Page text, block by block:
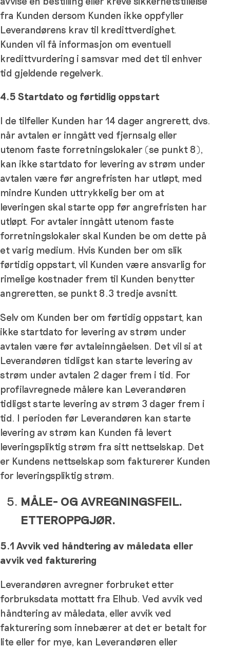
fra Kunden dersom Kunden ikke oppfyller
Leverandørens krav til kredittverdighet.
Kunden vil få informasjon om eventuell
kredittvurdering i samsvar med det til enhver
tid gjeldende regelverk.
4.5 Startdato og førtidlig oppstart
I de tilfeller Kunden har 14 dager angrerett, dvs.
når avtalen er inngått ved fjernsalg eller
utenom faste forretningslokaler (se punkt 8),
kan ikke startdato for levering av strøm under
avtalen være før angrefristen har utløpt, med
mindre Kunden uttrykkelig ber om at
leveringen skal starte opp før angrefristen har
utløpt. For avtaler inngått utenom faste
forretningslokaler skal Kunden be om dette på
et varig medium. Hvis Kunden ber om slik
førtidig oppstart, vil Kunden være ansvarlig for
rimelige kostnader frem til Kunden benytter
angreretten, se punkt 8.3 tredje avsnitt.
Selv om Kunden ber om førtidig oppstart, kan
ikke startdato for levering av strøm under
avtalen være før avtaleinngåelsen. Det vil si at
Leverandøren tidligst kan starte levering av
strøm under avtalen 2 dager frem i tid. For
profilavregnede målere kan Leverandøren
tidligst starte levering av strøm 3 dager frem i
tid. I perioden før Leverandøren kan starte
levering av strøm kan Kunden få levert
leveringspliktig strøm fra sitt nettselskap. Det
er Kundens nettselskap som fakturerer Kunden
for leveringspliktig strøm.
MÅLE- OG AVREGNINGSFEIL.
ETTEROPPGJØR.
5.1 Avvik ved håndtering av måledata eller
avvik ved fakturering
Leverandøren avregner forbruket etter
forbruksdata mottatt fra Elhub. Ved avvik ved
håndtering av måledata, eller avvik ved
fakturering som innebærer at det er betalt for
lite eller for mye, kan Leverandøren eller